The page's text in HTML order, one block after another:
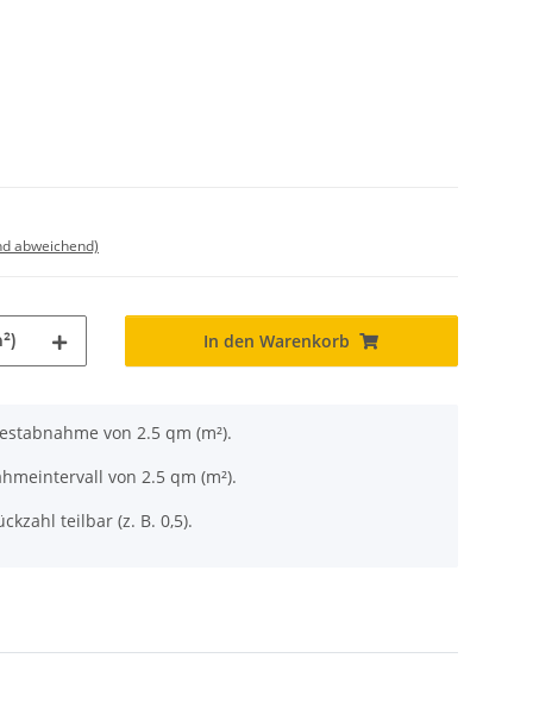
abweichend)
In den Warenkorb
von 2.5 qm (m²).
von 2.5 qm (m²).
teilbar (z. B. 0,5).